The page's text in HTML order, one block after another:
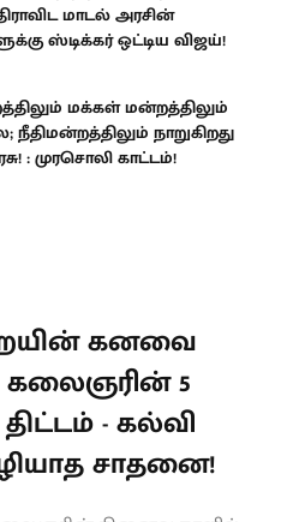
மாடல் அரசின்
ஸ்டிக்கர் ஒட்டிய விஜய்!
மக்கள் மன்றத்திலும்
நீதிமன்றத்திலும் நாறுகிறது
: முரசொலி காட்டம்!
கனவை
கலைஞரின் 5
- கல்வி
சாதனை!